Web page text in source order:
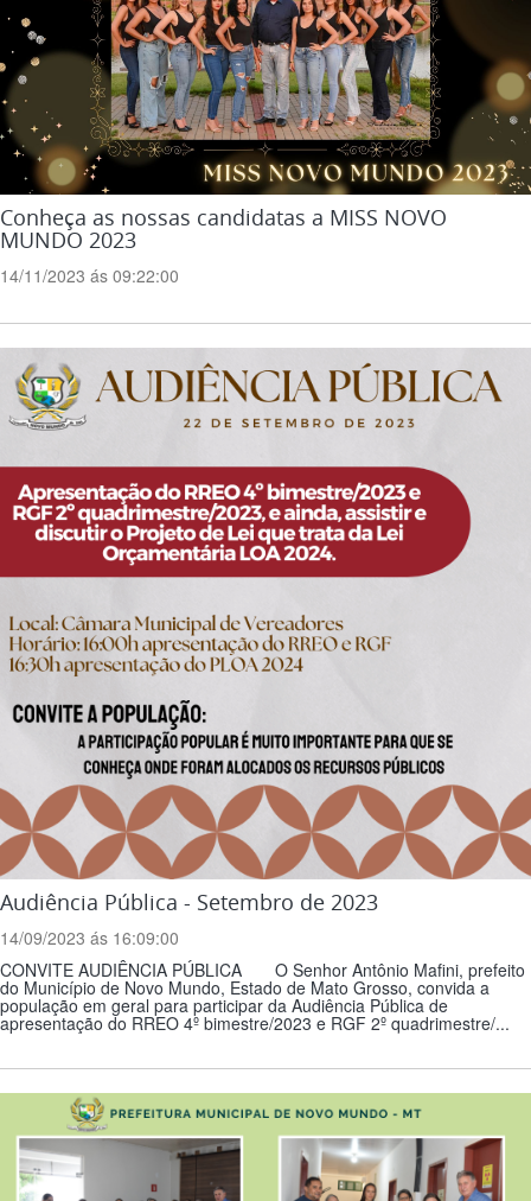
Conheça as nossas candidatas a MISS NOVO
MUNDO 2023
14/11/2023 ás 09:22:00
Audiência Pública - Setembro de 2023
14/09/2023 ás 16:09:00
CONVITE AUDIÊNCIA PÚBLICA O Senhor Antônio Mafini, prefeito
do Município de Novo Mundo, Estado de Mato Grosso, convida a
população em geral para participar da Audiência Pública de
apresentação do RREO 4º bimestre/2023 e RGF 2º quadrimestre/...